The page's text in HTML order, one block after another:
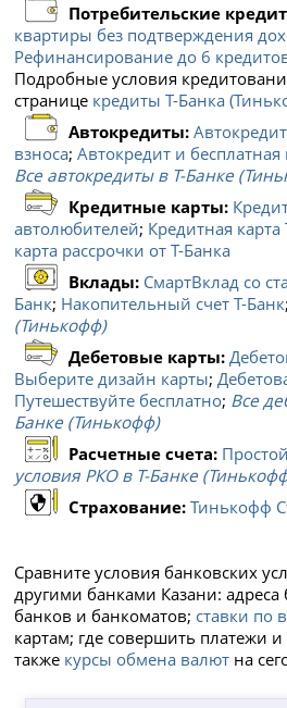
Потребительские
квартиры без подтверждения
Рефинансирование до 6
Подробные условия
странице кредиты Т-Банка
Автокредиты:
взноса;Автокредит и
Все автокредиты в Т-Банке
Кредитные карты:
автолюбителей; Кредитная карта
карта рассрочки от Т-Банка
Вклады: СмартВклад со
Банк; Накопительный счет Т-Банк;
(Тинькофф)
Дебетовые карты:
Выберите дизайн карты;
Путешествуйте бесплатно; Все
Банке (Тинькофф)
Расчетные счета: Простой
условия РКО в Т-Банке
Страхование:Тинькофф
Сравните условия банковских
другими банками Казани:
банков и банкоматов; ставки по
картам; где совершить платежи
также курсы обмена валют на